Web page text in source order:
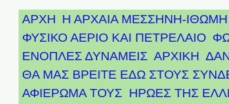
ΑΡΧΗ Η ΑΡΧΑΙΑ ΜΕΣΣΗΝΗ-ΙΘΩΜΗ
ΦΥΣΙΚΟ ΑΕΡΙΟ ΚΑΙ ΠΕΤΡΕΛΑΙΟ
ΕΝΟΠΛΕΣ ΔΥΝΑΜΕΙΣ ΑΡΧΙΚΉ
ΘΑ ΜΑΣ ΒΡΕΙΤΕ ΕΔΩ ΣΤΟΥΣ
ΑΦΙΈΡΩΜΑ ΤΟΥΣ ΉΡΩΕΣ ΤΗΣ